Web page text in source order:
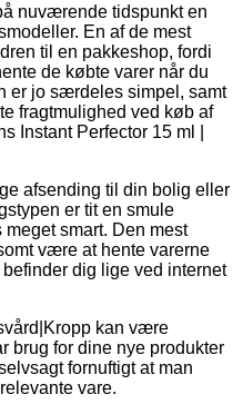
nuværende tidspunkt en
En af de mest
til en pakkeshop, fordi
de købte varer når du
er jo særdeles simpel, samt
fragtmulighed ved køb af
Instant Perfector 15 ml |
afsending til din bolig eller
er tit en smule
smart. Den mest
være at hente varerne
dig lige ved internet
kan være
for dine nye produkter
fornuftigt at man
vare.